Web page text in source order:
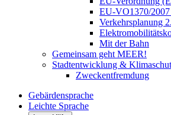
EU-VO1370/2007
Verkehrsplanung
Mit der Bahn
Gemeinsam geht MEER!
Stadtentwicklung &
Zweckentfremdung
Gebärdensprache
Leichte Sprache